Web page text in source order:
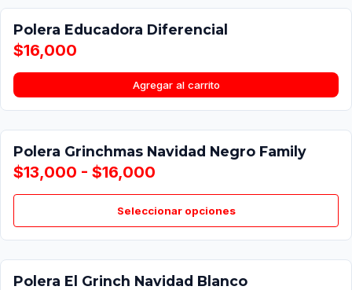
Polera Educadora Diferencial
$16,000
Agregar al carrito
Polera Grinchmas Navidad Negro Family
$13,000 - $16,000
Seleccionar opciones
Polera El Grinch Navidad Blanco